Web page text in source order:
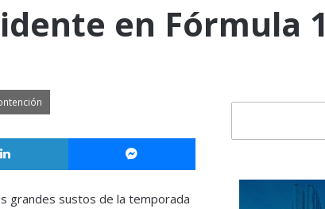
en Fórmula 1
LinkedIn Messenger
grandes sustos de la temporada